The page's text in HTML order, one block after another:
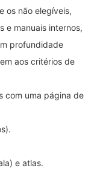
os não elegíveis,
e manuais internos,
profundidade
aos critérios de
com uma página de
e atlas.